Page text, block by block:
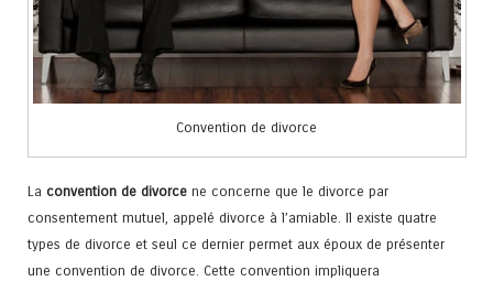
Convention de divorce
La convention de divorce ne concerne que le divorce par
consentement mutuel, appelé divorce à l’amiable. Il existe quatre
types de divorce et seul ce dernier permet aux époux de présenter
une convention de divorce. Cette convention impliquera